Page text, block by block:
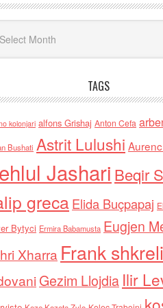
TAGS
kolonjari alfons Grishaj Anton Cefa
Bushati Astrit Lulushi
Jashari Beqir
grecaElida Buçpapaj
Bytyci Ermira Babamusta Eugjen
Xharra Frank shkreli
Gezim Llojdia Ilir